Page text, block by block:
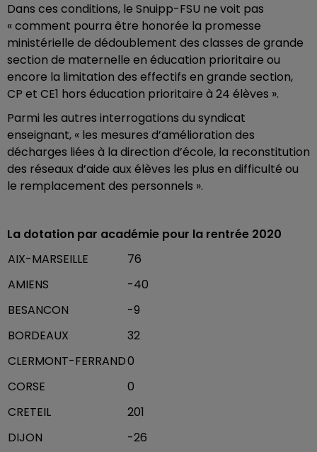
Dans ces conditions, le Snuipp-FSU ne voit pas
« comment pourra être honorée la promesse
ministérielle de dédoublement des classes de grande
section de maternelle en éducation prioritaire ou
encore la limitation des effectifs en grande section,
CP et CE1 hors éducation prioritaire à 24 élèves ».
Parmi les autres interrogations du syndicat
enseignant, « les mesures d’amélioration des
décharges liées à la direction d’école, la reconstitution
des réseaux d’aide aux élèves les plus en difficulté ou
le remplacement des personnels ».
La dotation par académie pour la rentrée 2020
AIX-MARSEILLE
76
AMIENS
-40
BESANCON
-9
BORDEAUX
32
CLERMONT-FERRAND0
CORSE
0
CRETEIL
201
DIJON
-26